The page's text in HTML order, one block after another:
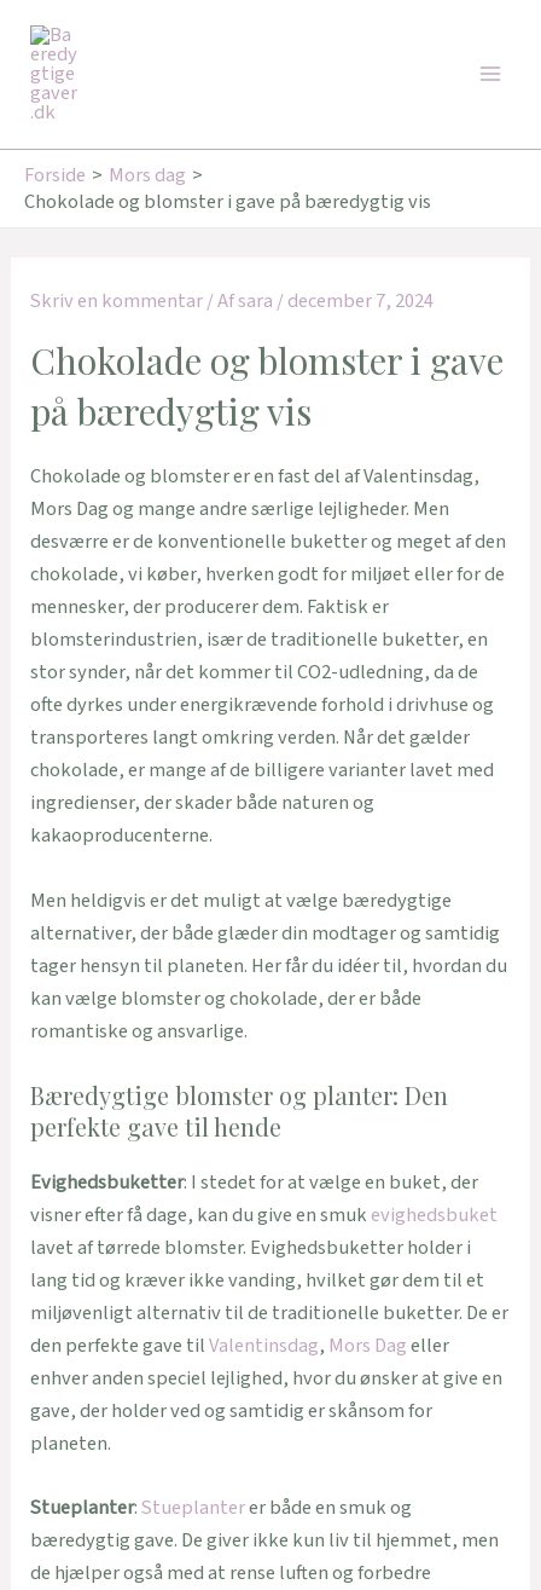
indholdet
Forside
Mors dag
Chokolade og blomster i gave på bæredygtig vis
Skriv en kommentar/ Afsara/december 7, 2024
Chokolade og blomster i gave
på bæredygtig vis
Chokolade og blomster er en fast del af Valentinsdag,
Mors Dag og mange andre særlige lejligheder. Men
desværre er de konventionelle buketter og meget af den
chokolade, vi køber, hverken godt for miljøet eller for de
mennesker, der producerer dem. Faktisk er
blomsterindustrien, især de traditionelle buketter, en
stor synder, når det kommer til CO2-udledning, da de
ofte dyrkes under energikrævende forhold i drivhuse og
transporteres langt omkring verden. Når det gælder
chokolade, er mange af de billigere varianter lavet med
ingredienser, der skader både naturen og
kakaoproducenterne.
Men heldigvis er det muligt at vælge bæredygtige
alternativer, der både glæder din modtager og samtidig
tager hensyn til planeten. Her får du idéer til, hvordan du
kan vælge blomster og chokolade, der er både
romantiske og ansvarlige.
Bæredygtige blomster og planter: Den
perfekte gave til hende
Evighedsbuketter: I stedet for at vælge en buket, der
visner efter få dage, kan du give en smuk evighedsbuket
lavet af tørrede blomster. Evighedsbuketter holder i
lang tid og kræver ikke vanding, hvilket gør dem til et
miljøvenligt alternativ til de traditionelle buketter. De er
den perfekte gave tilValentinsdag, Mors Dageller
enhver anden speciel lejlighed, hvor du ønsker at give en
gave, der holder ved og samtidig er skånsom for
planeten.
Stueplanter:Stueplanterer både en smuk og
bæredygtig gave. De giver ikke kun liv til hjemmet, men
de hjælper også med at rense luften og forbedre